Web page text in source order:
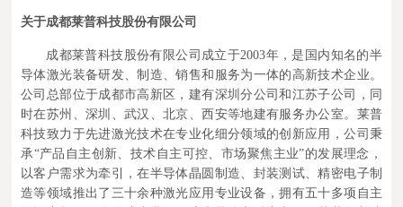
关于成都莱普科技股份有限公司
成都莱普科技股份有限公司成立于2003年，是国内知名的半
导体激光装备研发、制造、销售和服务为一体的高新技术企业。
公司总部位于成都市高新区，建有深圳分公司和江苏子公司，同
时在苏州、深圳、武汉、北京、西安等地建有服务办公室。莱普
科技致力于先进激光技术在专业化细分领域的创新应用，公司秉
承“产品自主创新、技术自主可控、市场聚焦主业”的发展理念，
以客户需求为牵引，在半导体晶圆制造、封装测试、精密电子制
造等领域推出了三十余种激光应用专业设备，拥有五十多项自主